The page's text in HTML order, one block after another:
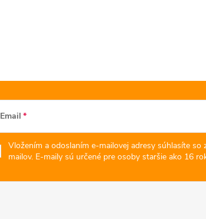
Email
Vložením a odoslaním e-mailovej adresy súhlasíte so
mailov. E-maily sú určené pre osoby staršie ako 16